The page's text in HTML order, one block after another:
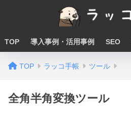
TOP 導入事例・活用事例 SEO
TOP ラッコ手帳 ツール
全角半角変換ツール